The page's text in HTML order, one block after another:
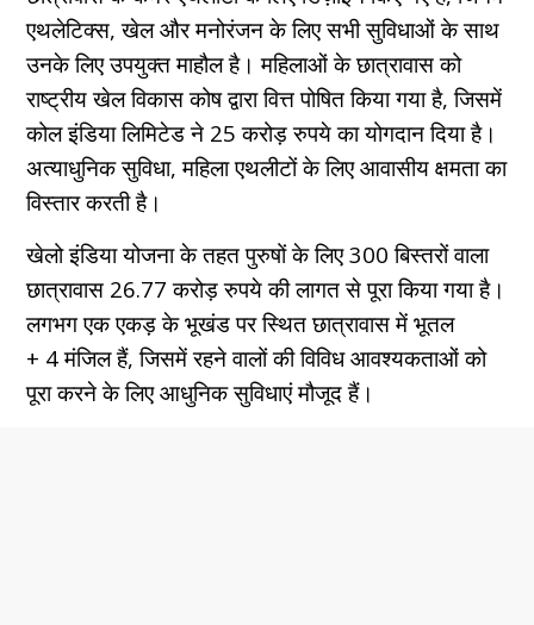
एथलेटिक्स, खेल और मनोरंजन के लिए सभी सुविधाओं के साथ
उनके लिए उपयुक्त माहौल है। महिलाओं के छात्रावास को
राष्ट्रीय खेल विकास कोष द्वारा वित्त पोषित किया गया है, जिसमें
कोल इंडिया लिमिटेड ने 25 करोड़ रुपये का योगदान दिया है।
अत्याधुनिक सुविधा, महिला एथलीटों के लिए आवासीय क्षमता का
विस्तार करती है।
खेलो इंडिया योजना के तहत पुरुषों के लिए 300 बिस्तरों वाला
छात्रावास 26.77 करोड़ रुपये की लागत से पूरा किया गया है।
लगभग एक एकड़ के भूखंड पर स्थित छात्रावास में भूतल
+ 4 मंजिल हैं, जिसमें रहने वालों की विविध आवश्यकताओं को
पूरा करने के लिए आधुनिक सुविधाएं मौजूद हैं।